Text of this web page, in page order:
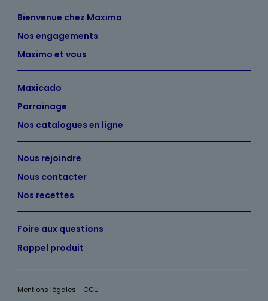
Bienvenue chez Maximo
Nos engagements
Maximo et vous
Maxicado
Parrainage
Nos catalogues en ligne
Nous rejoindre
Nous contacter
Nos recettes
Foire aux questions
Rappel produit
Mentions légales - CGU